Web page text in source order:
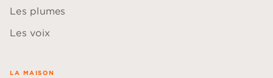
Les plumes
Les voix
LA MAISON